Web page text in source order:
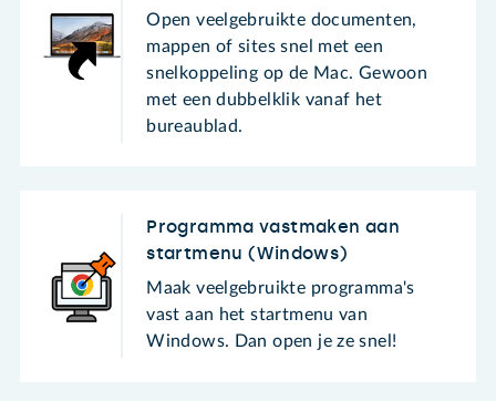
Open veelgebruikte documenten,
mappen of sites snel met een
snelkoppeling op de Mac. Gewoon
met een dubbelklik vanaf het
bureaublad.
Programma vastmaken aan
startmenu (Windows)
Maak veelgebruikte programma's
vast aan het startmenu van
Windows. Dan open je ze snel!